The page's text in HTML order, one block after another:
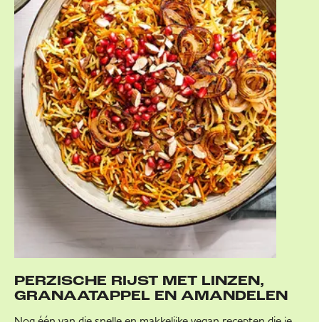
PERZISCHE RIJST MET LINZEN,
GRANAATAPPEL EN AMANDELEN